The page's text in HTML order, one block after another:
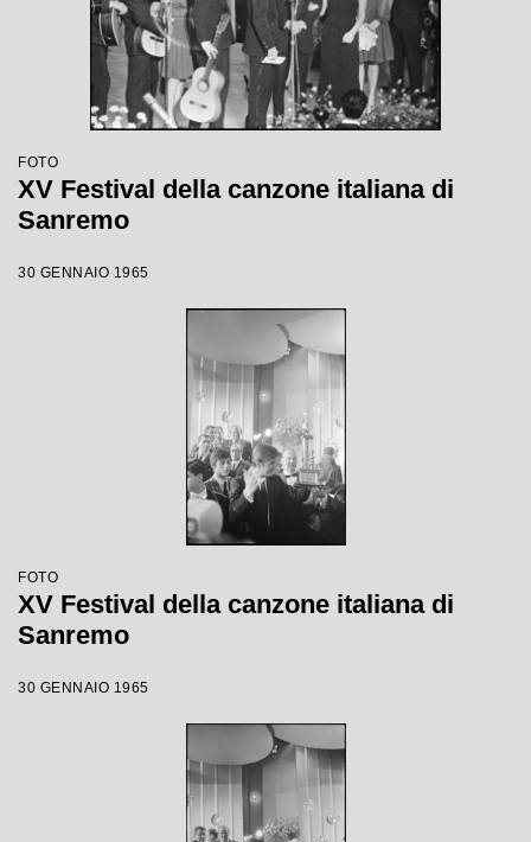
FOTO
XV Festival della canzone italiana di
Sanremo
30 GENNAIO 1965
FOTO
XV Festival della canzone italiana di
Sanremo
30 GENNAIO 1965